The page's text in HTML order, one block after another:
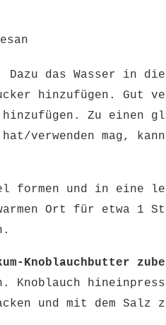
Dazu das Wasser in
hinzufügen. Gut
Zu einen
verwenden mag,
formen und in eine
Ort für etwa 1
Knoblauchbutter
Knoblauch
und mit dem Salz